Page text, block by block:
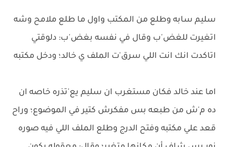
سليم سابه وطلع من المكتب واول ما طلع ملامح وشه
اتغيرت للغض'ب وقال في نفسه بغض'ب: دلوقتي
اتاكدت انك انت اللي سرق'ت الملف ي خالد؛ ودخل مكتبه
اما عند خالد فكان مستغرب ان سليم يع'تذره خاصه ان
ده م'ش من طبعه بس مفكرش كتير في الموضوع؛ وراح
قعد علي مكتبه وفتح الدرج وطلع الملف اللي فيه صوره